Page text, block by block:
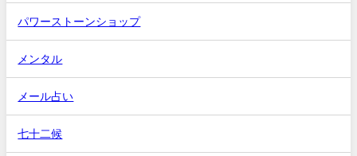
パワーストーンショップ
メンタル
メール占い
七十二候